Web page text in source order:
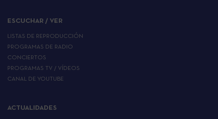
ESCUCHAR / VER
LISTAS DE REPRODUCCIÓN
PROGRAMAS DE RADIO
CONCIERTOS
PROGRAMAS TV / VÍDEOS
CANAL DE YOUTUBE
ACTUALIDADES